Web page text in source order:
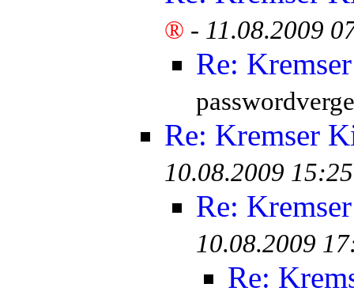
® - 11.08.2009
Re:
Re: Kremser
10.08.2009 15:25
Re:
10.08.2009
Re: